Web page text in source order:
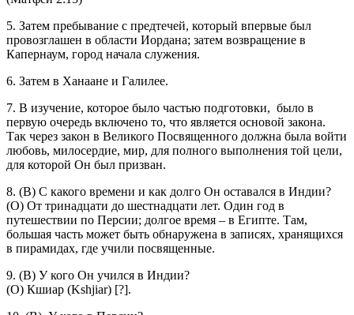
5. Затем пребывание с предтечей, который впервые был
провозглашен в области Иордана; затем возвращение в
Капернаум, город начала служения.
6. Затем в Ханаане и Галилее.
7. В изучение, которое было частью подготовки, было в
первую очередь включено то, что является основой закона.
Так через закон в Великого Посвященного должна была войти
любовь, милосердие, мир, для полного выполнения той цели,
для которой Он был призван.
8. (В) С какого времени и как долго Он оставался в Индии?
(О) От тринадцати до шестнадцати лет. Один год в
путешествии по Персии; долгое время – в Египте. Там,
большая часть может быть обнаружена в записях, хранящихся
в пирамидах, где учили посвященные.
9. (В) У кого Он учился в Индии?
(О) Кшиар (Kshjiar) [?].